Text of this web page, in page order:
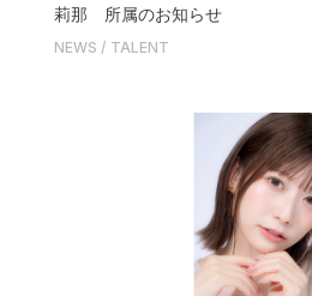
莉那 所属のお知らせ
NEWS TALENT